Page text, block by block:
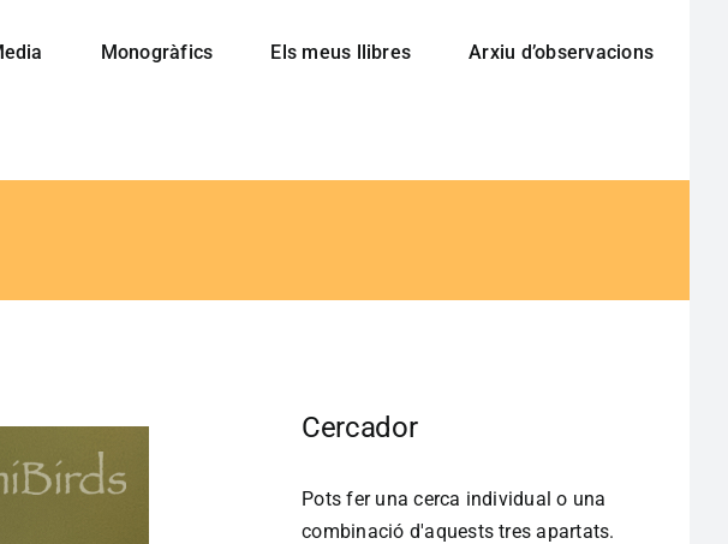
Monogràfics Els meus llibres Arxiu d’observacions
Cercador
Pots fer una cerca individual o una
combinació d'aquests tres apartats.